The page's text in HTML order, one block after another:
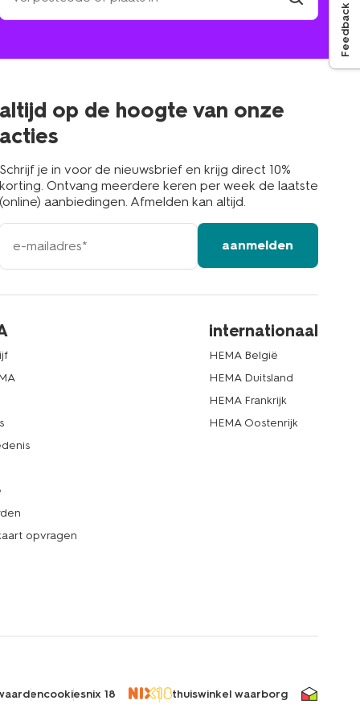
winkel
altijd op de hoogte van onze
acties
Schrijf je in voor de nieuwsbrief en krijg direct 10%
korting. Ontvang meerdere keren per week de laatste
(online) aanbiedingen. Afmelden kan altijd.
e-
mailadres
aanmelden
opvragen
internationaal
HEMA België
HEMA Duitsland
HEMA Frankrijk
HEMA Oostenrijk
cookiesnix 18 thuiswinkel waarborg
Feedback